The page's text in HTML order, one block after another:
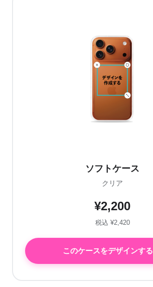
ソフトケース
クリア
¥2,200
税込 ¥2,420
このケースをデザインする